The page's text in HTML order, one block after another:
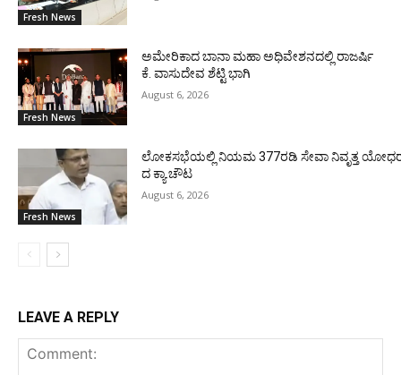
Fresh News
Fresh News
ಅಮೇರಿಕಾದ ಬಾನಾ ಮಹಾ ಅಧಿವೇಶನದಲ್ಲಿ ರಾಜರ್ಷಿ
ಕೆ. ವಾಸುದೇವ ಶೆಟ್ಟಿ ಭಾಗಿ
August 6, 2026
Fresh News
ಲೋಕಸಭೆಯಲ್ಲಿ ನಿಯಮ 377ರಡಿ ಸೇವಾ ನಿವೃತ್ತ ಯೋಧರ
ದ ಕ್ಯಾ.ಚೌಟ
August 6, 2026
LEAVE A REPLY